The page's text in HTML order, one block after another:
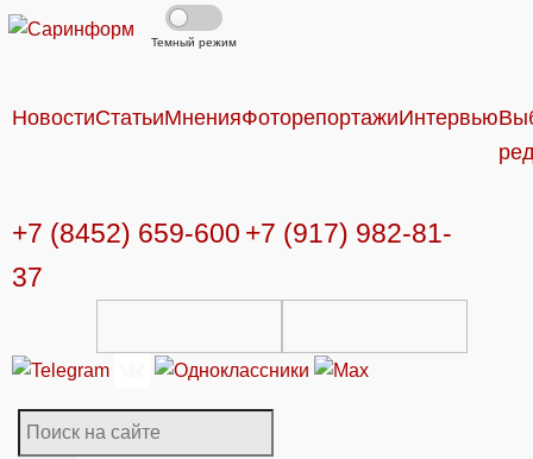
Темный режим
НовостиСтатьиМненияФоторепортажиИнтервью
+7 (8452) 659-600 +7 (917) 982-81-
37